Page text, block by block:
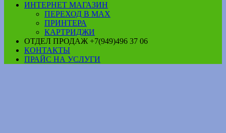
ИНТЕРНЕТ МАГАЗИН
ПЕРЕХОД В MAX
ПРИНТЕРА
КАРТРИДЖИ
ОТДЕЛ ПРОДАЖ +7(949)496 37 06
КОНТАКТЫ
ПРАЙС НА УСЛУГИ